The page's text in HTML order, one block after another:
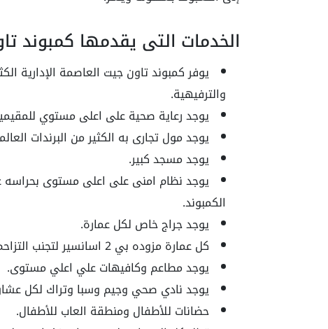
الخدمات التي يقدمها كمبوند
يوفر كمبوند تاون جيت العاصمة الإدارية
والترفيهية.
يوجد رعاية صحية على اعلى مستوي
يوجد مول تجارى به الكثير من البرندات
يوجد مسجد كبير.
يوجد نظام امنى على اعلى مستوى بحراسه
الكمبوند.
يوجد جراج خاص لكل عمارة.
كل عمارة مزوده بي 2 اسانسير لتجنب التزاحم.
يوجد مطاعم وكافيهات علي اعلي مستوى.
يوجد نادي صحي وجيم وسبا وتراك لكل
حضانات للأطفال ومنطقة العاب للأطفال.